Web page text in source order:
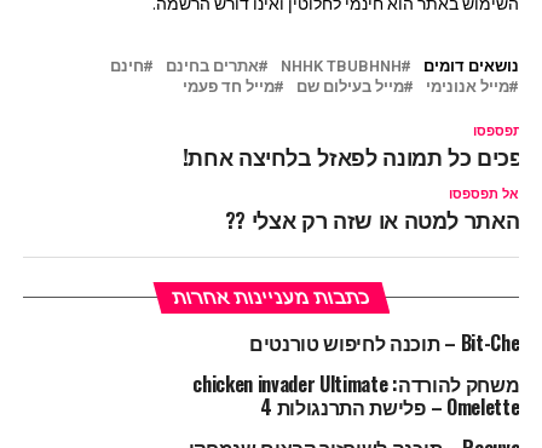
נושאים דומים NHHK TBUBHNH אתרים בחינם
חינם
מייל אנונימי
מייל בעילום שם מייל חד פעמי
תפספסו
כל תמונה לפאזל בלחיצה אחת!
אל תפספסו
האתר למטה או שזה רק אצלי ??
כתבות מעניינות אחרות
Bit-Che – תוכנה לחיפוש טורנטים
משחק להורדה: chicken invader Ultimate
Omelette – פלישת התרנגולות 4